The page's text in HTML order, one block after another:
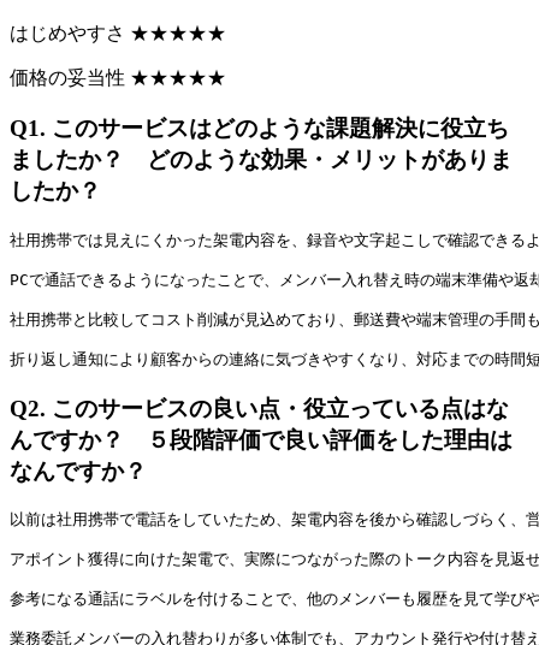
はじめやすさ ★★★★★
価格の妥当性 ★★★★★
Q1. このサービスはどのような課題解決に役立ち
ましたか？ どのような効果・メリットがありま
したか？
社用携帯では見えにくかった架電内容を、録音や文字起こしで確認でき
PCで通話できるようになったことで、メンバー入れ替え時の端末準備や返
社用携帯と比較してコスト削減が見込めており、郵送費や端末管理の手間
折り返し通知により顧客からの連絡に気づきやすくなり、対応までの時間
Q2. このサービスの良い点・役立っている点はな
んですか？ ５段階評価で良い評価をした理由は
なんですか？
以前は社用携帯で電話をしていたため、架電内容を後から確認しづらく
アポイント獲得に向けた架電で、実際につながった際のトーク内容を見
参考になる通話にラベルを付けることで、他のメンバーも履歴を見て学び
業務委託メンバーの入れ替わりが多い体制でも、アカウント発行や付け替